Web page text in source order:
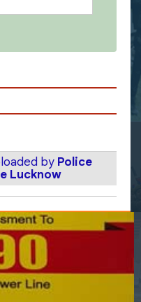
by Police
Lucknow